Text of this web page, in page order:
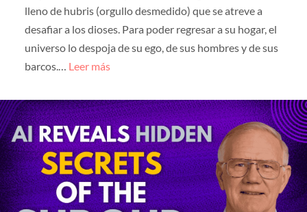
lleno de hubris (orgullo desmedido) que se atreve a
desafiar a los dioses. Para poder regresar a su hogar, el
universo lo despoja de su ego, de sus hombres y de sus
barcos.… Leer más